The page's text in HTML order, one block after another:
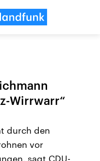
Wirrwarr“
durch den
vor
sagt CDU-